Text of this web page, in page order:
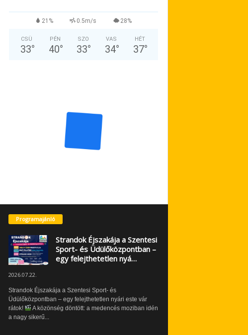
21% 0.5m/s 28%
CSÜ
33°
PÉN
40°
SZO
33°
VAS
34°
HÉT
37°
Programajánló
Strandok Éjszakája a Szentesi
Sport- és Üdülőközpontban –
egy felejthetetlen nyá…
2026.07.22.
Strandok Éjszakája a Szentesi Sport- és
Üdülőközpontban – egy felejthetetlen nyári este vár
rátok!
A közönség döntött: a medencés moziban idén
a nagy sikerű...